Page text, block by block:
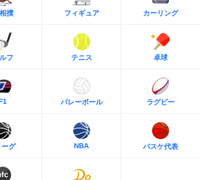
撲 フィギュア カーリング
フ テニス 卓球
バレーボール ラグビー
ーグ NBA バスケ代表